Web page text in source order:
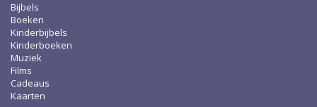
Bijbels
Boeken
Kinderbijbels
Kinderboeken
Muziek
Films
Cadeaus
Kaarten